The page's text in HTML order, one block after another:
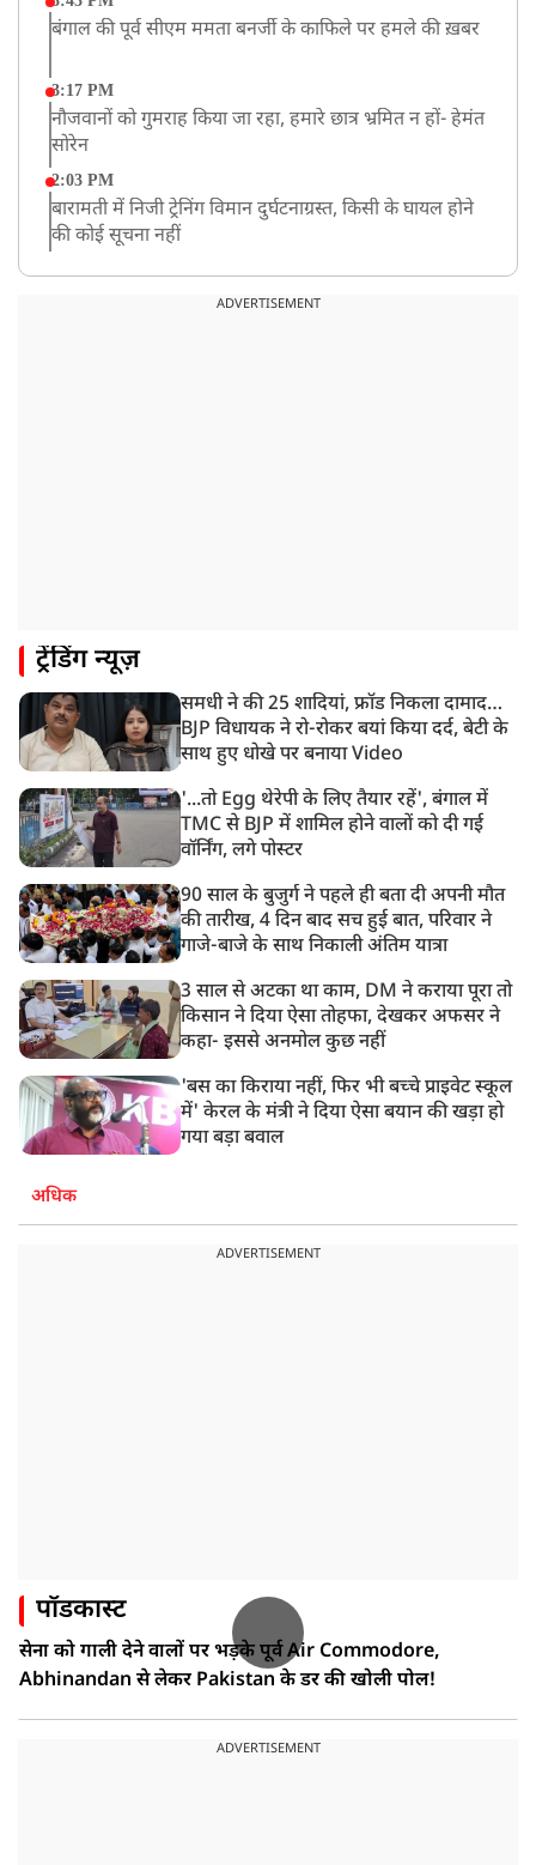
बंगाल की पूर्व सीएम ममता बनर्जी के काफिले पर हमले की ख़बर
3:17 PM
नौजवानों को गुमराह किया जा रहा, हमारे छात्र भ्रमित न हों- हेमंत
सोरेन
2:03 PM
बारामती में निजी ट्रेनिंग विमान दुर्घटनाग्रस्त, किसी के घायल होने
की कोई सूचना नहीं
JPSC परीक्षा विवाद: अनशन पर बैठे छात्र नेता देवेंद्र महतो की
रांची: छात्रों और झारखंड सरकार के बीच आज होगी तीसरे दौर
8:22 AM
देशभर में आज से 'हर घर तिरंगा' अभियान, सीएम योगी लखनऊ
में करेंगे यात्रा का शुभारंभ
ADVERTISEMENT
ट्रेंडिंग न्यूज़
समधी ने की 25 शादियां, फ्रॉड निकला दामाद…
BJP विधायक ने रो-रोकर बयां किया दर्द, बेटी के
साथ हुए धोखे पर बनाया Video
'...तो Egg थेरेपी के लिए तैयार रहें', बंगाल में
TMC से BJP में शामिल होने वालों को दी गई
वॉर्निंग, लगे पोस्टर
90 साल के बुजुर्ग ने पहले ही बता दी अपनी मौत
की तारीख, 4 दिन बाद सच हुई बात, परिवार ने
गाजे-बाजे के साथ निकाली अंतिम यात्रा
3 साल से अटका था काम, DM ने कराया पूरा तो
किसान ने दिया ऐसा तोहफा, देखकर अफसर ने
कहा- इससे अनमोल कुछ नहीं
'बस का किराया नहीं, फिर भी बच्चे प्राइवेट स्कूल
में' केरल के मंत्री ने दिया ऐसा बयान की खड़ा हो
गया बड़ा बवाल
अधिक
ADVERTISEMENT
पॉडकास्ट
सेना को गाली देने वालों पर भड़के पूर्व Air Commodore,
Abhinandan से लेकर Pakistan के डर की खोली पोल!
ADVERTISEMENT